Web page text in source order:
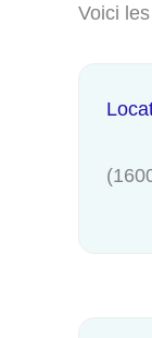
Voici